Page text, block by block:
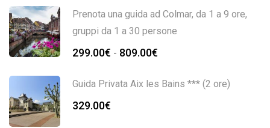
Prenota una guida ad Colmar, da 1 a 9 ore,
gruppi da 1 a 30 persone
299.00€ - 809.00€
Guida Privata Aix les Bains *** (2 ore)
329.00€